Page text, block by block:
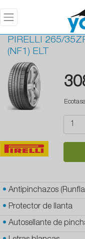
PIRELLI 265/
(NF1) ELT
• Antipinchazos
• Protector de llanta
• Autosellante de